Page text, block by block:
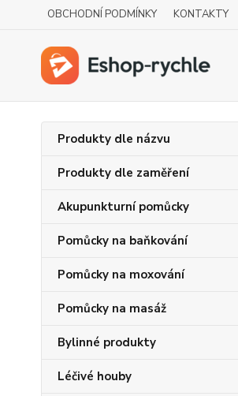
OBCHODNÍ PODMÍNKY KONTAKTY
Produkty dle názvu
Produkty dle zaměření
Akupunkturní pomůcky
Pomůcky na baňkování
Pomůcky na moxování
Pomůcky na masáž
Bylinné produkty
Léčivé houby